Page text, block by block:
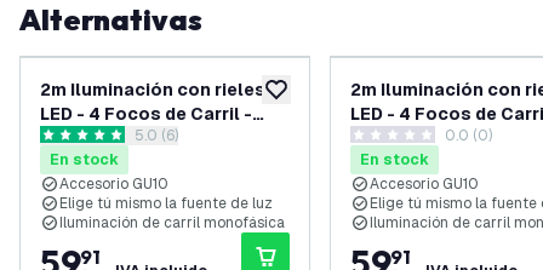
Alternativas
añadir a lista de deseos
2m Iluminación con rieles
LED - 4 Focos de Carril -
Regulable - Monofásico -
Negro
abrir el panel de reseñas
5 estrellas de puntuación
5.0 (6)
En stock
Accesorio GU10
Elige tú mismo la fuente de luz
Iluminación de carril monofásica
91
2m Iluminación con
LED - 4 Focos de
Regulable -
Blanco
0 estrellas de puntuación
0.0 (0)
En stock
Accesorio GU10
Elige tú mismo la fuente
Iluminación de carril
91